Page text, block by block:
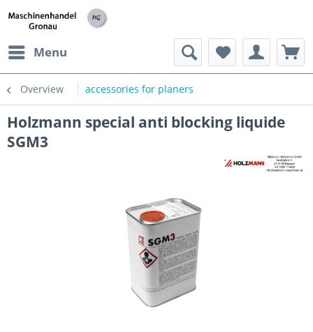
Menu
Overview accessories for planers
Holzmann special anti blocking liquide
SGM3